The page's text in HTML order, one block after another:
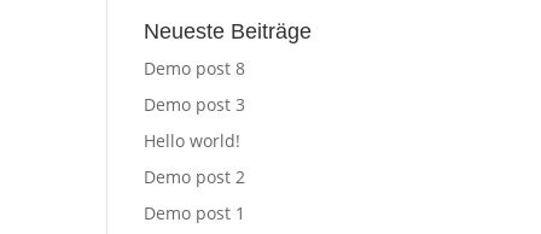
Neueste Beiträge
Demo post 8
Demo post 3
Hello world!
Demo post 2
Demo post 1